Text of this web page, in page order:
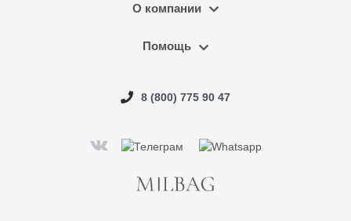
О компании
Помощь
8 (800) 775 90 47